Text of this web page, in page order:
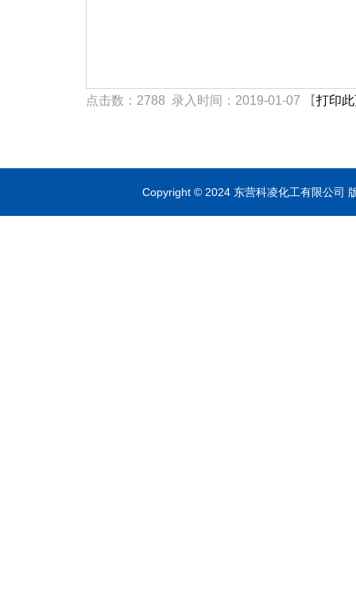
点击数：2788 录入时间：2019-01-07 【打印
Copyright © 2024 东营科凌化工有限公